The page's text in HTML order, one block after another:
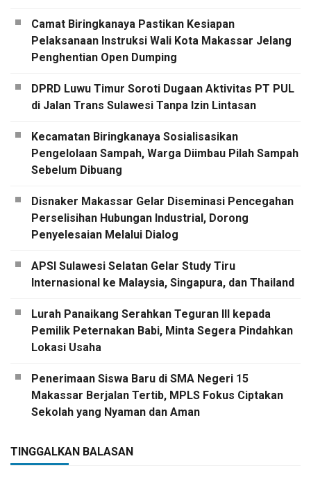
Camat Biringkanaya Pastikan Kesiapan
Pelaksanaan Instruksi Wali Kota Makassar Jelang
Penghentian Open Dumping
DPRD Luwu Timur Soroti Dugaan Aktivitas PT PUL
di Jalan Trans Sulawesi Tanpa Izin Lintasan
Kecamatan Biringkanaya Sosialisasikan
Pengelolaan Sampah, Warga Diimbau Pilah Sampah
Sebelum Dibuang
Disnaker Makassar Gelar Diseminasi Pencegahan
Perselisihan Hubungan Industrial, Dorong
Penyelesaian Melalui Dialog
APSI Sulawesi Selatan Gelar Study Tiru
Internasional ke Malaysia, Singapura, dan Thailand
Lurah Panaikang Serahkan Teguran III kepada
Pemilik Peternakan Babi, Minta Segera Pindahkan
Lokasi Usaha
Penerimaan Siswa Baru di SMA Negeri 15
Makassar Berjalan Tertib, MPLS Fokus Ciptakan
Sekolah yang Nyaman dan Aman
TINGGALKAN BALASAN